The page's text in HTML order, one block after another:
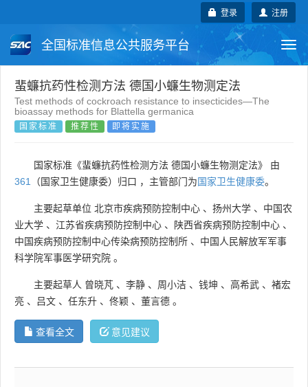
注册
登录
全国标准信息公共服务平台
国家标准 行业标准 地方标准
团体标准 企业标准
蜚蠊抗药性检测方法 德国小蠊生物测定法
Test methods of cockroach resistance to insecticides—The
bioassay methods for Blattella germanica
国家标准 推荐性 即将实施
国家标准《蜚蠊抗药性检测方法 德国小蠊生物测定法》 由
361
（国家卫生健康委）归口 ，主管部门为国家卫生健康委。
主要起草单位 北京市疾病预防控制中心 、 扬州大学 、 中国农
业大学 、 江苏省疾病预防控制中心 、 陕西省疾病预防控制中心 、
中国疾病预防控制中心传染病预防控制所 、 中国人民解放军军事
科学院军事医学研究院 。
主要起草人 曾晓芃 、 李静 、 周小洁 、 钱坤 、 高希武 、 褚宏
亮 、 吕文 、 任东升 、 佟颖 、 董言德 。
查看全文 意见建议